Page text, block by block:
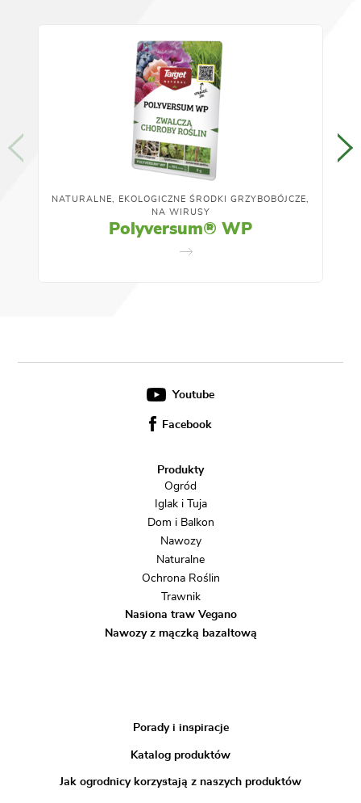
NATURALNE, EKOLOGICZNE ŚRODKI GRZYBOBÓJCZE,
NA WIRUSY
Polyversum® WP
Youtube
Facebook
Produkty
Ogród
Iglak i Tuja
Dom i Balkon
Nawozy
Naturalne
Ochrona Roślin
Trawnik
Nasiona traw Vegano
Nawozy z mączką bazaltową
Porady i inspiracje
Katalog produktów
Jak ogrodnicy korzystają z naszych produktów